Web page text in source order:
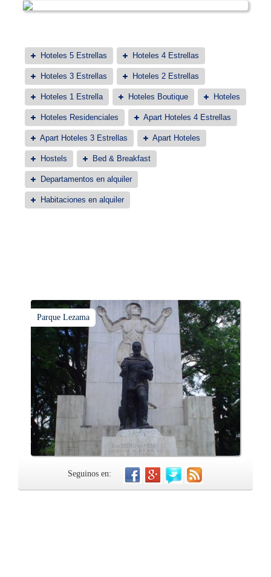
Hoteles 5 Estrellas Hoteles 4 Estrellas
Hoteles 3 Estrellas Hoteles 2 Estrellas
Hoteles 1 Estrella Hoteles Boutique Hoteles
Hoteles Residenciales Apart Hoteles 4 Estrellas
Apart Hoteles 3 Estrellas Apart Hoteles
Hostels Bed & Breakfast
Departamentos en alquiler
Habitaciones en alquiler
Parque Lezama
Seguinos en: